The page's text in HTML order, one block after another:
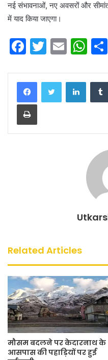
नई संभावनाओं, नए अवसरों और
में याद किया जाएगा।
F
c
e
b
o
T
itt
er
E
ai
W
at
Related Articles
मौसम बदलने पर केदारनाथ के
आसपास की पहाड़ियों पर हुई